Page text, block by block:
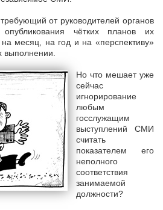
от руководителей органов
чётких планов их
месяц, на год и на «перспективу»
выполнении.
Но что мешает уже
сейчас
игнорирование
любым
госслужащим
выступлений СМИ
считать
показателем его
неполного
соответствия
занимаемой
должности?